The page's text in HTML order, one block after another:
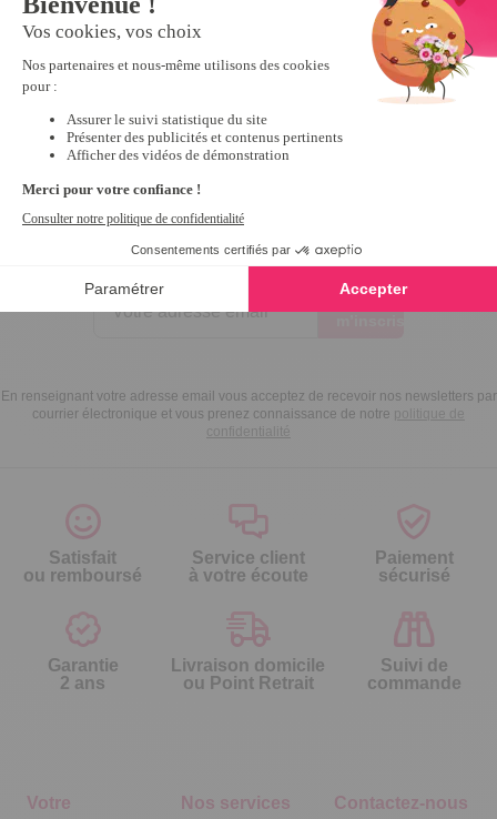
Inscrivez-vous à notre
newsletter
10€ offerts
dès 30€ d’achats - condition dans votre e-mail de confirmation
Recevez nos nouveautés et avantages exclusifs par email
En renseignant votre adresse email vous acceptez de recevoir nos newsletters par
courrier électronique et vous prenez connaissance de notre politique de
confidentialité
Satisfait
ou remboursé
Service client
à votre écoute
Paiement
sécurisé
Garantie
2 ans
Livraison domicile
ou Point Retrait
Suivi de
commande
Votre
Nos services Contactez-nous